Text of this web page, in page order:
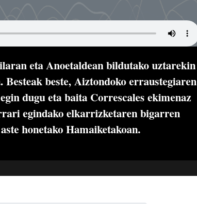
eta Anoetaldean bildutako uztarekin
Besteak beste, Aiztondoko erraustegiaren
dugu eta baita Correscales ekimenaz
egindako elkarrizketaren bigarren
honetako Hamaiketakoan.